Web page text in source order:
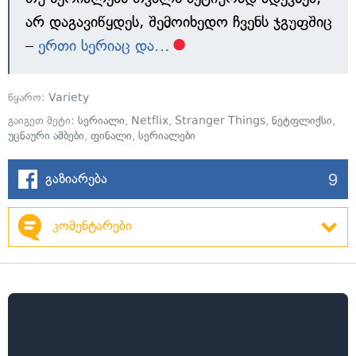
არ დაგავიწყდეს, შემოიხედო ჩვენს ჯგუფშიც
– ერთი სერიაც და…
წყარო: Variety
გაიგეთ მეტი: სერიალი, Netflix, Stranger Things, ნეტფლიქსი,
უცნაური ამბები, ფინალი, სერიალები
გაზიარება 9
კომენტარები